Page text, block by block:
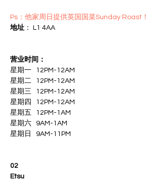
Ps：他家周日提供英国国菜Sunday Roast！
地址 ： L1 4AA
营业时间：
星期一   12PM-12AM
星期二   12PM-12AM
星期三   12PM-12AM
星期四   12PM-12AM
星期五   12PM-1AM
星期六   9AM-1AM
星期日   9AM-11PM
02
Etsu